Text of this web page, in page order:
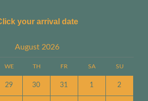
your arrival date
August 2026
WE TH FR SA SU
29 30 31 1 2